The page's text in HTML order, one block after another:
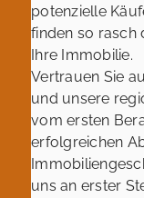
potenzielle
finden so rasch
Ihre Immobilie.
Vertrauen Sie
und unsere
vom ersten
erfolgreichen
uns an erster